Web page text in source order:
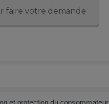
faire votre demande